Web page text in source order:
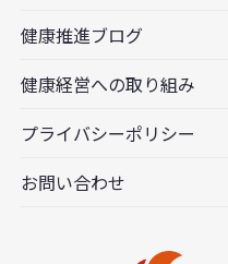
健康推進ブログ
健康経営への取り組み
プライバシーポリシー
お問い合わせ